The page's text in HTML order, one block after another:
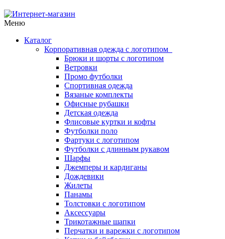
Меню
Каталог
Корпоративная одежда с логотипом
Брюки и шорты с логотипом
Ветровки
Промо футболки
Спортивная одежда
Вязаные комплекты
Офисные рубашки
Детская одежда
Флисовые куртки и кофты
Футболки поло
Фартуки с логотипом
Футболки с длинным рукавом
Шарфы
Джемперы и кардиганы
Дождевики
Жилеты
Панамы
Толстовки с логотипом
Аксессуары
Трикотажные шапки
Перчатки и варежки с логотипом